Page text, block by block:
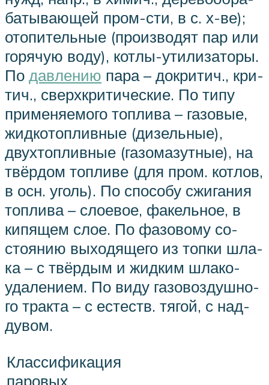
ба­ты­ваю­щей пром-сти, в с. х-ве);
ото­пи­тель­ные (про­из­во­дят пар или
го­ря­чую во­ду), кот­лы-ути­ли­за­то­ры.
По дав­ле­нию па­ра – док­ри­тич., кри­
тич., сверх­кри­ти­че­ские. По ти­пу
при­ме­няе­мо­го топ­ли­ва – га­зо­вые,
жид­ко­то­п­лив­ные (ди­зель­ные),
двух­то­п­лив­ные (га­зо­ма­зут­ные), на
твёр­дом то­п­ли­ве (для пром. кот­лов,
в осн. уголь). По спо­со­бу сжи­га­ния
то­п­ли­ва – слое­вое, фа­кель­ное, в
ки­пя­щем слое. По фа­зо­во­му со­
стоя­нию вы­хо­дяще­го из топ­ки шла­
ка – с твёр­дым и жид­ким шла­ко­
уда­ле­ни­ем. По ви­ду га­зо­воз­душ­но­
го трак­та – с ес­теств. тя­гой, с над­
ду­вом.
Классификация
паровых